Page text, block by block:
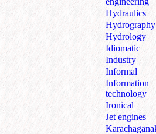
Hydraulics
Hydrography
Hydrology
Idiomatic
Industry
Informal
Information
technology
Ironical
Jet engines